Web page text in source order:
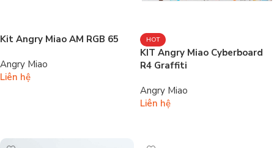
Kit Angry Miao AM RGB 65
Angry Miao
Liên hệ
HOT
KIT Angry Miao Cyberboard
R4 Graffiti
Angry Miao
Liên hệ